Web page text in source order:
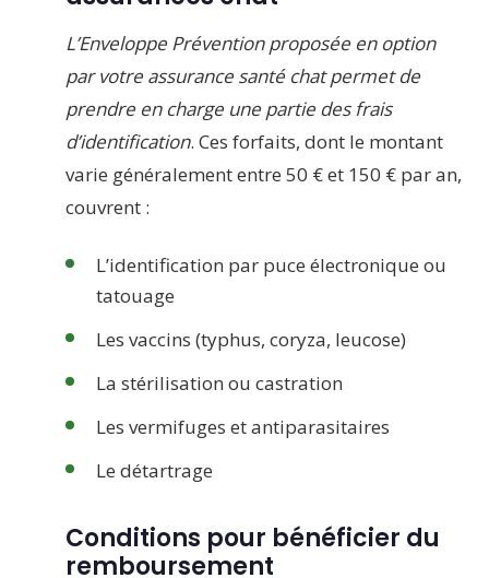
L’Enveloppe Prévention proposée en option
par votre assurance santé chat permet de
prendre en charge une partie des frais
d’identification. Ces forfaits, dont le montant
varie généralement entre 50 € et 150 € par an,
couvrent :
L’identification par puce électronique ou
tatouage
Les vaccins (typhus, coryza, leucose)
La stérilisation ou castration
Les vermifuges et antiparasitaires
Le détartrage
Conditions pour bénéficier du
remboursement